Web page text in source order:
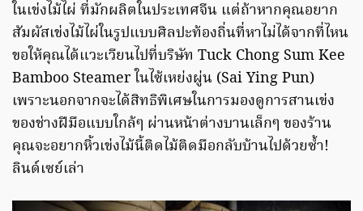
ในเข่งไม้ไผ่ ที่มักผลิตในประเทศจีน แต่ถ้าหากคุณอยาก
สัมผัสเข่งไม้ไผ่ในรูปแบบศิลปะท้องถิ่นที่หาไม่ได้จากที่ไหน
ขอให้คุณได้แวะเวียนไปที่บริษัท Tuck Chong Sum Kee
Bamboo Steamer ในไซ้เหย่งผู่น (Sai Ying Pun)
เพราะนอกจากจะได้สิทธิพิเศษในการมองดูการสานเข่ง
ของช่างฝีมือแบบใกล้ๆ ผ่านหน้าต่างบานเล็กๆ ของร้าน
คุณจะอยากหิ้วเข่งไม้นี้ติดไม้ติดมือกลับบ้านไปด้วยซ้ำ!
ลินด์เซย์เล่า